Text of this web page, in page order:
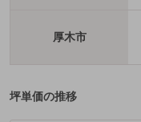
厚木市
坪単価の推移